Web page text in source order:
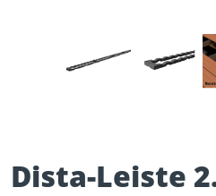
Dista-Leiste